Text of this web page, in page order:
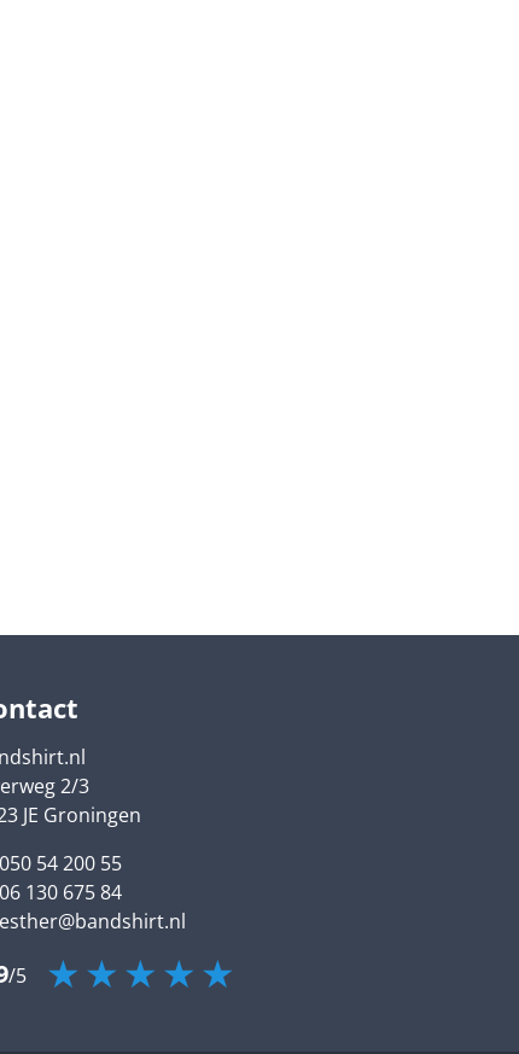
2/3
JE Groningen
050 54 200 55
06 130 675 84
esther@bandshirt.nl
/5